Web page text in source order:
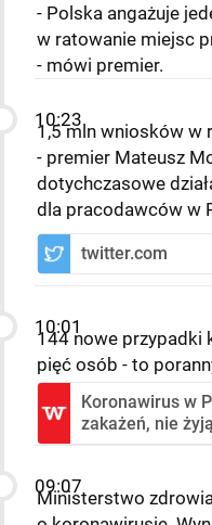
- Polska angażuje
w ratowanie miejsc
- mówi premier.
10:23
1,5 mln wniosków w
- premier Mateusz
dotychczasowe
dla pracodawców w
twitter.com
10:01
144 nowe przypadki
pięć osób - to
Koronawirus w
zakażeń, nie
09:07
Ministerstwo